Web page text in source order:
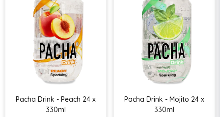
Pacha Drink - Peach 24 x
330ml
Pacha Drink - Mojito 24 x
330ml